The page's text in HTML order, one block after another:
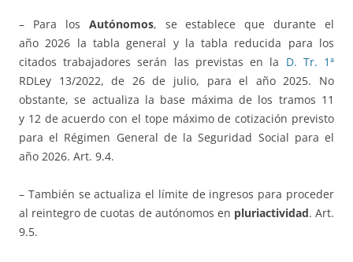
– Para los Autónomos, se establece que durante el
año 2026 la tabla general y la tabla reducida para los
citados trabajadores serán las previstas en la D. Tr. 1ª
RDLey 13/2022, de 26 de julio, para el año 2025. No
obstante, se actualiza la base máxima de los tramos 11
y 12 de acuerdo con el tope máximo de cotización previsto
para el Régimen General de la Seguridad Social para el
año 2026. Art. 9.4.
– También se actualiza el límite de ingresos para proceder
al reintegro de cuotas de autónomos en pluriactividad. Art.
9.5.